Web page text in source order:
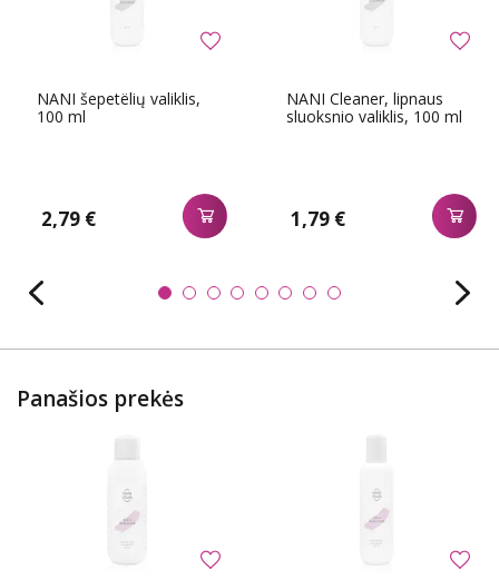
NANI šepetëlių valiklis,
100 ml
2,79 €
NANI Cleaner, lipnaus
sluoksnio valiklis, 100 ml
1,79 €
Panašios prekės